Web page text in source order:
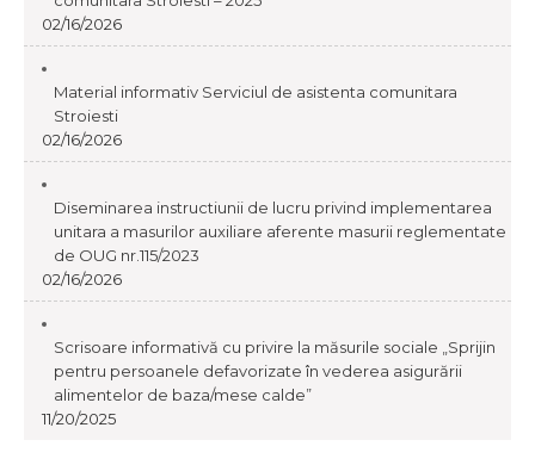
02/16/2026
Material informativ Serviciul de asistenta comunitara
Stroiesti
02/16/2026
Diseminarea instructiunii de lucru privind implementarea
unitara a masurilor auxiliare aferente masurii reglementate
de OUG nr.115/2023
02/16/2026
Scrisoare informativă cu privire la măsurile sociale „Sprijin
pentru persoanele defavorizate în vederea asigurării
alimentelor de baza/mese calde”
11/20/2025